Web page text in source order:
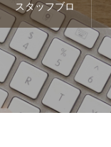
スタッフブロ
グ